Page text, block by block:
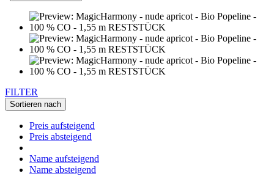
FILTER
Sortieren nach
Preis aufsteigend
Preis absteigend
Name aufsteigend
Name absteigend